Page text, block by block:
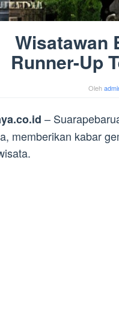
Wisatawan
Runner-Up
Oleh
–
memberikan kabar